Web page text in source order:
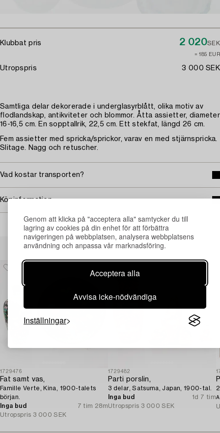
Genom att klicka på "acceptera alla" samtycker du till
lagring av cookies på din enhet för att förbättra
navigeringen på webbplatsen, analysera webbplatsens
användning och anpassa vår marknadsföring.
Acceptera alla
Avvisa icke-nödvändiga
Inställningar
Klubbat pris 2 020SEK
≈ 185 EUR
Utropspris 3 000 SEK
Samtliga delar dekorerade i underglasyrblått, olika motiv av
flodlandskap, antikviteter och blommor. Åtta assietter, diameter
16-16,5 cm. En sopptallrik, 22,5 cm. Ett stekfat, längd 26 cm.
Fem assietter med spricka/sprickor, varav en med stjärnspricka.
Slitage. Nagg och retuscher.
Vad kostar transporten?
Köpinformation
Andra har även tittat på
1729476
Fat samt vas,
Famille Verte, Kina, 1900-talets
början.
Inga bud
7 tim 28m
Utropspris 3 000 SEK
1729482
Parti porslin,
3 delar, Satsuma, Japan, 1900-tal.
Inga bud
1d 7 tim
Utropspris 3 000 SEK